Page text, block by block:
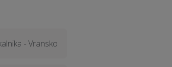
- Vransko